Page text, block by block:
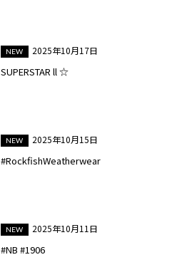
2025年10月17日
SUPERSTAR ll ☆
2025年10月15日
#RockfishWeatherwear
2025年10月11日
#NB #1906